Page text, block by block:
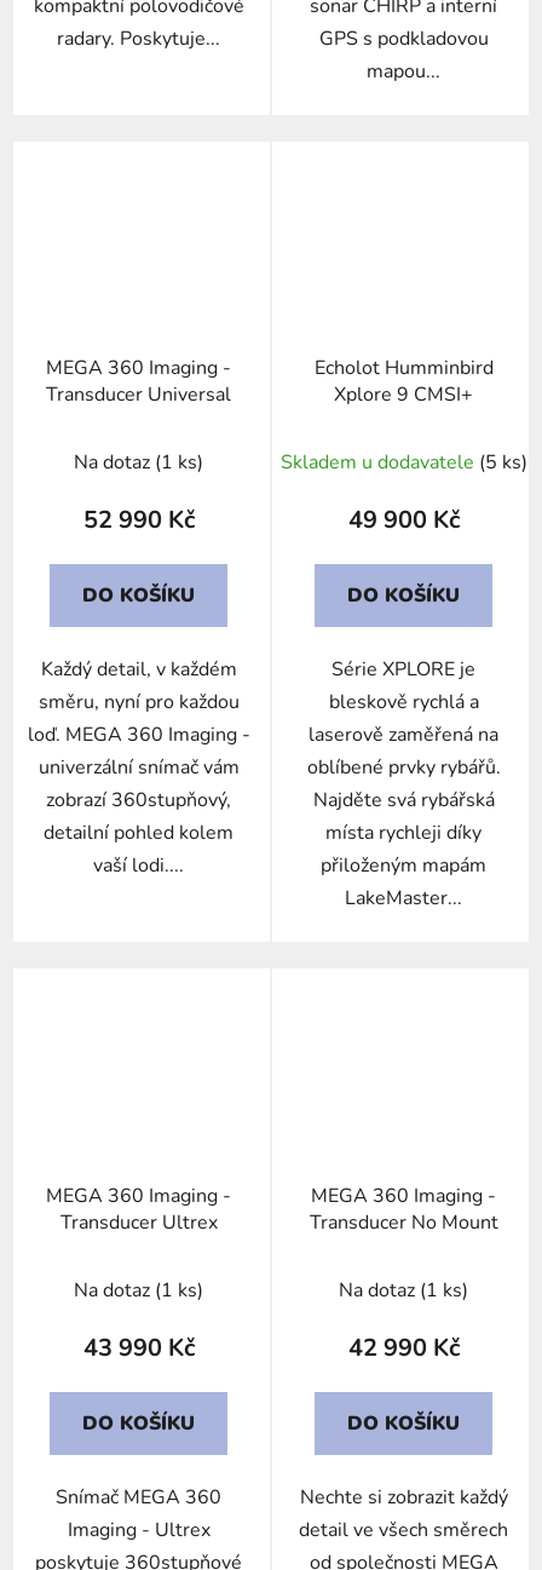
kompaktní polovodičové
radary. Poskytuje...
sonar CHIRP a interní
GPS s podkladovou
mapou...
MEGA 360 Imaging -
Transducer Universal
Na dotaz (1 ks)
52 990 Kč
DO KOŠÍKU
Každý detail, v každém
směru, nyní pro každou
loď. MEGA 360 Imaging -
univerzální snímač vám
zobrazí 360stupňový,
detailní pohled kolem
vaší lodi....
Echolot Humminbird
Xplore 9 CMSI+
Skladem u dodavatele (5 ks)
49 900 Kč
DO KOŠÍKU
Série XPLORE je
bleskově rychlá a
laserově zaměřená na
oblíbené prvky rybářů.
Najděte svá rybářská
místa rychleji díky
přiloženým mapám
LakeMaster...
MEGA 360 Imaging -
Transducer Ultrex
Na dotaz (1 ks)
43 990 Kč
DO KOŠÍKU
Snímač MEGA 360
Imaging - Ultrex
poskytuje 360stupňové
MEGA 360 Imaging -
Transducer No Mount
Na dotaz (1 ks)
42 990 Kč
DO KOŠÍKU
Nechte si zobrazit každý
detail ve všech směrech
od společnosti MEGA